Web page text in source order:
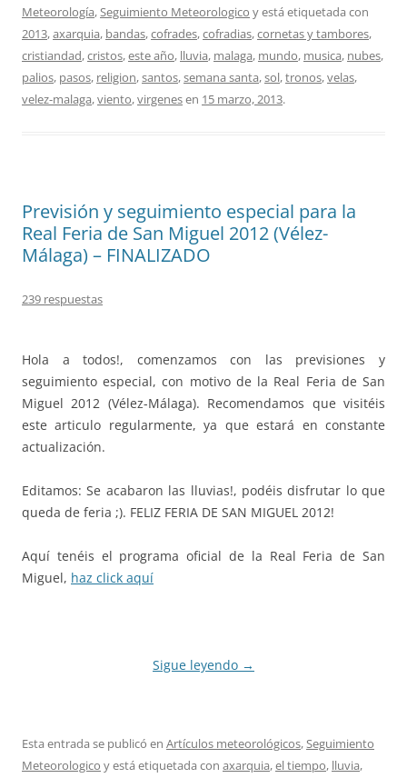
Meteorología,Seguimiento Meteorologico y está etiquetada con
2013,axarquia, bandas,cofrades,cofradias,cornetas y tambores,
cristiandad,cristos,este año, lluvia, malaga, mundo, musica, nubes,
palios, pasos, religion,santos,semana santa,sol,tronos,velas,
velez-malaga,viento,virgenesen 15 marzo, 2013.
Previsión y seguimiento especial para la
Real Feria de San Miguel 2012 (Vélez-
Málaga) – FINALIZADO
239 respuestas
Hola a todos!, comenzamos con las previsiones y
seguimiento especial, con motivo de la Real Feria de San
Miguel 2012 (Vélez-Málaga). Recomendamos que visitéis
este articulo regularmente, ya que estará en constante
actualización.
Editamos: Se acabaron las lluvias!, podéis disfrutar lo que
queda de feria ;). FELIZ FERIA DE SAN MIGUEL 2012!
Aquí tenéis el programa oficial de la Real Feria de San
Miguel, haz click aquí
Sigue leyendo →
Esta entrada se publicó en Artículos meteorológicos,Seguimiento
Meteorologico y está etiquetada con axarquia,el tiempo, lluvia,